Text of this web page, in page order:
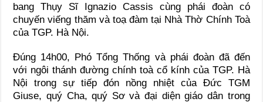
bang Thụy Sĩ Ignazio Cassis cùng phái đoàn có
chuyến viếng thăm và toạ đàm tại Nhà Thờ Chính Toà
của TGP. Hà Nội.
Đúng 14h00, Phó Tổng Thống và phái đoàn đã đến
với ngôi thánh đường chính toà cổ kính của TGP. Hà
Nội trong sự tiếp đón nồng nhiệt của Đức TGM
Giuse, quý Cha, quý Sơ và đại diện giáo dân trong